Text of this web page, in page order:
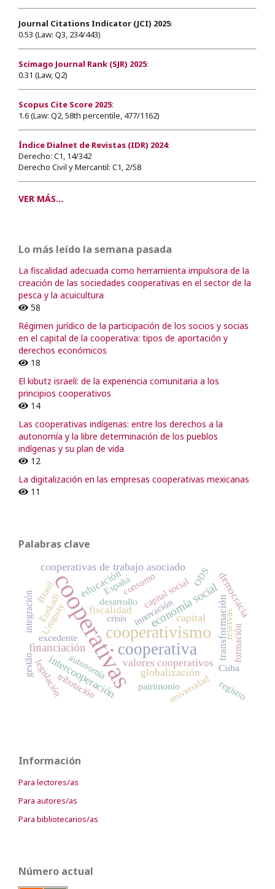
Journal Citations Indicator (JCI) 2025:
0.53 (Law: Q3, 234/443)
Scimago Journal Rank (SJR) 2025:
0.31 (Law, Q2)
Scopus Cite Score 2025:
1.6 (Law: Q2, 58th percentile, 477/1162)
Índice Dialnet de Revistas (IDR) 2024:
Derecho: C1, 14/342
Derecho Civil y Mercantil: C1, 2/58
VER MÁS...
Lo más leído la semana pasada
La fiscalidad adecuada como herramienta impulsora de la
creación de las sociedades cooperativas en el sector de la
pesca y la acuicultura
58
Régimen jurídico de la participación de los socios y socias
en el capital de la cooperativa: tipos de aportación y
derechos económicos
18
El kibutz israelí: de la experiencia comunitaria a los
principios cooperativos
14
Las cooperativas indígenas: entre los derechos a la
autonomía y la libre determinación de los pueblos
indígenas y su plan de vida
12
La digitalización en las empresas cooperativas mexicanas
11
Palabras clave
cooperativascooperativismo
cooperativa
economía social
financiación
capital
cooperativas de trabajo asociado
intercooperación valores cooperativos
fiscalidad transformación
educación democracia
globalización
innovación
desarrollo capital social
universidad
Cuba
autonomía
legislación
Uruguay crisis
España
formación
Euskadi
integración
patrimonio
tributación
reservas
excedente
registro
consumo
Brasil
gestão
ODS
Información
Para lectores/as
Para autores/as
Para bibliotecarios/as
Número actual